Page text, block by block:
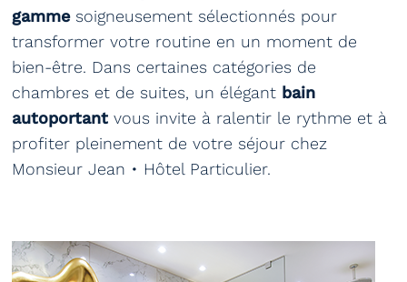
gammesoigneusement sélectionnés pour
transformer votre routine en un moment de
bien-être. Dans certaines catégories de
chambres et de suites, un élégant bain
autoportant vous invite à ralentir le rythme et à
profiter pleinement de votre séjour chez
Monsieur Jean • Hôtel Particulier.